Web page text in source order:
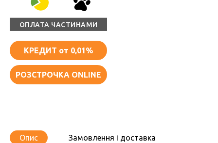
ОПЛАТА ЧАСТИНАМИ
КРЕДИТ от 0,01%
РОЗСТРОЧКА ONLINE
Опис
Замовлення і доставка